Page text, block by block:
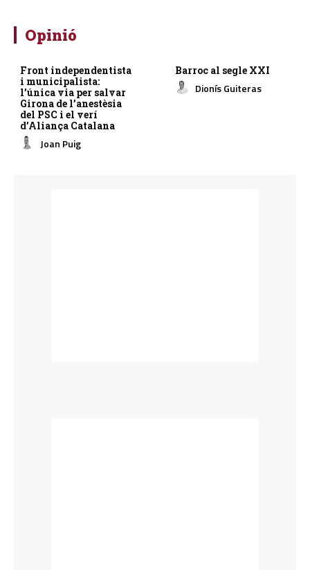
Opinió
Front independentista
i municipalista:
l’única via per salvar
Girona de l’anestèsia
del PSC i el verí
d’Aliança Catalana
Joan Puig
Barroc al segle XXI
Dionís Guiteras